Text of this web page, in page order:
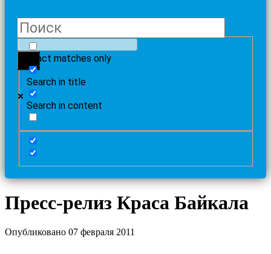
Exact matches only
Search in title
Search in content
Пресс-релиз Краса Байкала
Опубликовано 07 февраля 2011